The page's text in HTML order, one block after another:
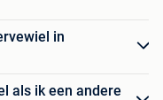
in
als ik een andere